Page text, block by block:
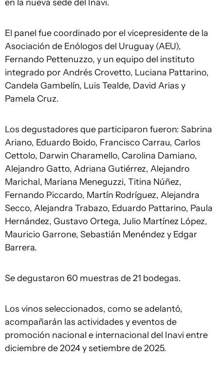
en la nueva sede del Inavi.
El panel fue coordinado por el vicepresidente de la
Asociación de Enólogos del Uruguay (AEU),
Fernando Pettenuzzo, y un equipo del instituto
integrado por Andrés Crovetto, Luciana Pattarino,
Candela Gambelín, Luis Tealde, David Arias y
Pamela Cruz.
Los degustadores que participaron fueron: Sabrina
Ariano, Eduardo Boido, Francisco Carrau, Carlos
Cettolo, Darwin Charamello, Carolina Damiano,
Alejandro Gatto, Adriana Gutiérrez, Alejandro
Marichal, Mariana Meneguzzi, Titina Núñez,
Fernando Piccardo, Martín Rodríguez, Alejandra
Secco, Alejandra Trabazo, Eduardo Pattarino, Paula
Hernández, Gustavo Ortega, Julio Martínez López,
Mauricio Garrone, Sebastián Menéndez y Edgar
Barrera.
Se degustaron 60 muestras de 21 bodegas.
Los vinos seleccionados, como se adelantó,
acompañarán las actividades y eventos de
promoción nacional e internacional del Inavi entre
diciembre de 2024 y setiembre de 2025.